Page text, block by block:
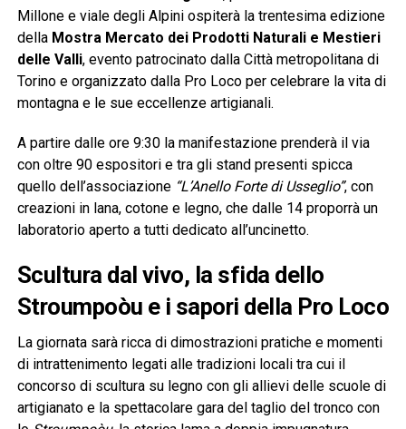
Millone e viale degli Alpini ospiterà la trentesima edizione
della Mostra Mercato dei Prodotti Naturali e Mestieri
delle Valli, evento patrocinato dalla Città metropolitana di
Torino e organizzato dalla Pro Loco per celebrare la vita di
montagna e le sue eccellenze artigianali.
A partire dalle ore 9:30 la manifestazione prenderà il via
con oltre 90 espositori e tra gli stand presenti spicca
quello dell’associazione “L’Anello Forte di Usseglio”, con
creazioni in lana, cotone e legno, che dalle 14 proporrà un
laboratorio aperto a tutti dedicato all’uncinetto.
Scultura dal vivo, la sfida dello
Stroumpoòu e i sapori della Pro Loco
La giornata sarà ricca di dimostrazioni pratiche e momenti
di intrattenimento legati alle tradizioni locali tra cui il
concorso di scultura su legno con gli allievi delle scuole di
artigianato e la spettacolare gara del taglio del tronco con